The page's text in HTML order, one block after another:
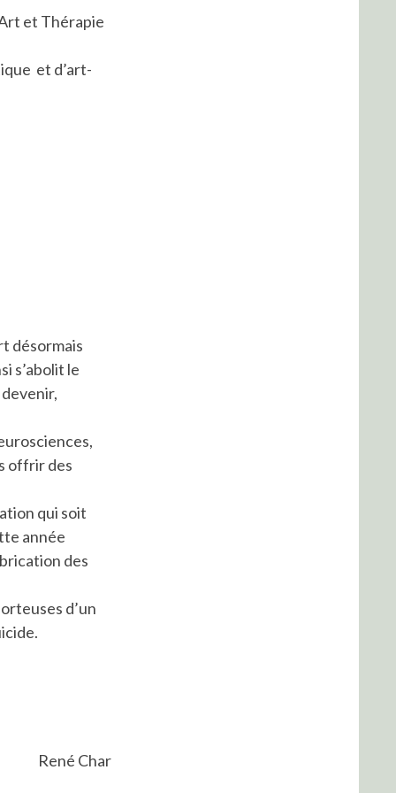
et Thérapie
et d’art-
désormais
s’abolit le
offrir des
qui soit
année
des
d’un
René Char